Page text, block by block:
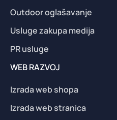
Outdoor oglašavanje
Usluge zakupa medija
PR usluge
WEB RAZVOJ
Izrada web shopa
Izrada web stranica